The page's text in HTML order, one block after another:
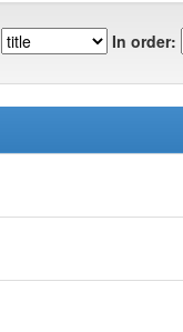
In order: